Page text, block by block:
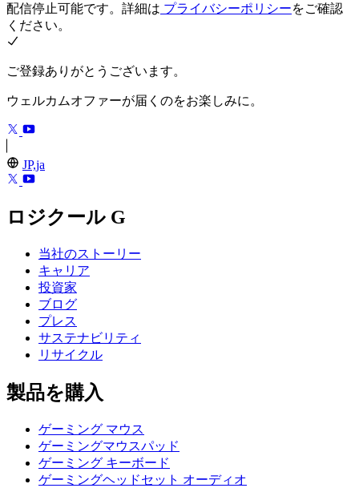
配信停止可能です。詳細は プライバシーポリシーをご確認
ください。
ご登録ありがとうございます。
ウェルカムオファーが届くのをお楽しみに。
JP,ja
ロジクール G
当社のストーリー
キャリア
投資家
ブログ
プレス
サステナビリティ
リサイクル
製品を購入
ゲーミング マウス
ゲーミングマウスパッド
ゲーミング キーボード
ゲーミングヘッドセット オーディオ